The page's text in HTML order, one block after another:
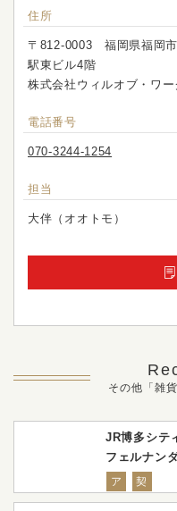
住所
〒812-0003 福岡県福岡
駅東ビル4階
株式会社ウィルオブ・ワー
電話番号
070-3244-1254
担当
大伴（オオトモ）
その他「雑
JR博多シテ
フェルナン
ア 契